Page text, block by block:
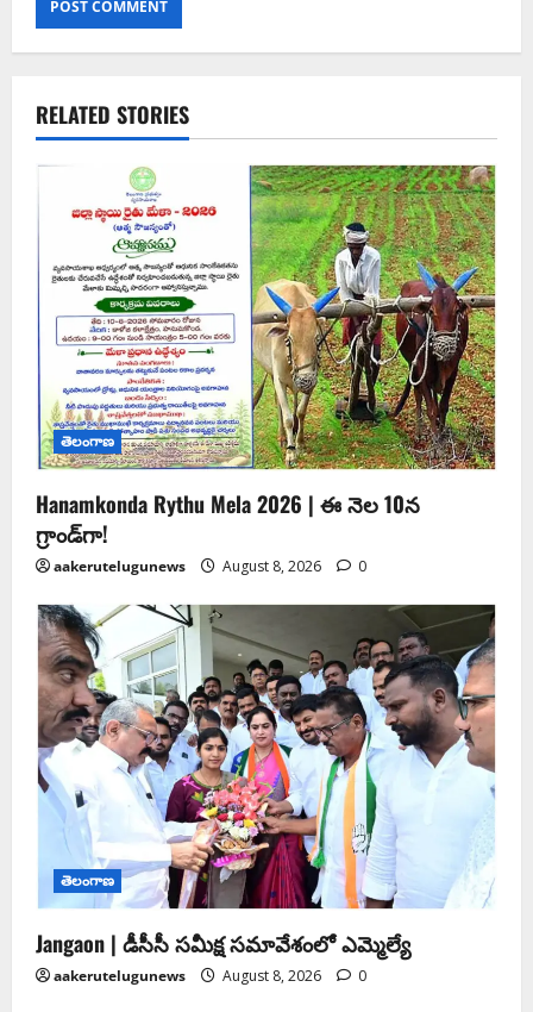
RELATED STORIES
తెలంగాణ
Hanamkonda Rythu Mela 2026 | ఈ నెల 10న
గ్రాండ్‌గా!
aakerutelugunews August 8, 2026 0
తెలంగాణ
Jangaon | డీసీసీ సమీక్ష సమావేశంలో ఎమ్మెల్యే
aakerutelugunews August 8, 2026 0